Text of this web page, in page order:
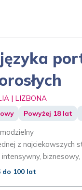
| LIZBONA
Powyżej 18 lat
z najciekawszych
intensywny,
do 100 lat